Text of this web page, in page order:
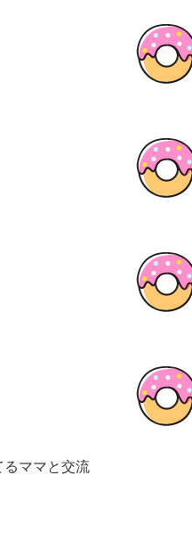
るママと交流